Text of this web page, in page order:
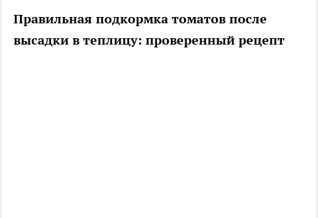
Правильная подкормка томатов после
высадки в теплицу: проверенный рецепт